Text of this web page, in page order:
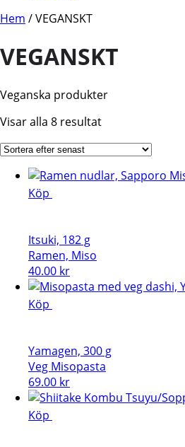
Hem / VEGANSKT
VEGANSKT
Veganska produkter
Visar alla 8 resultatSortera
senaste
Köp
Itsuki, 182 g
Ramen, Miso
40.00 kr
Köp
Yamagen, 300 g
Veg Misopasta
69.00 kr
Köp